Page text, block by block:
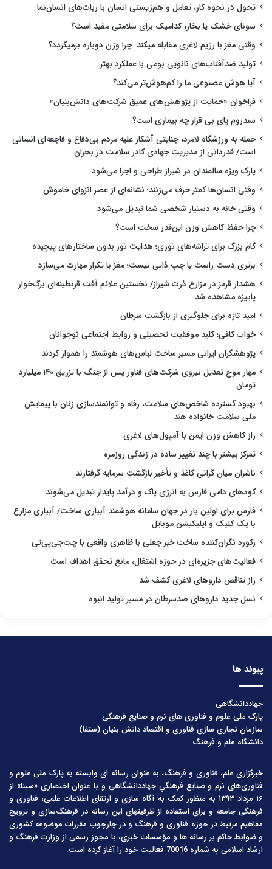
تحول در نحوه کار، تعامل و هم‌زیستی انسان با ربات‌های انسان‌نما
سونای خشک یا بخار، کدامیک برای سلامتی مفید است؟
وقتی مغز با رژیم لاغری مقابله میکند: چرا وزن دوباره برمیگردد؟
تولید ضدآفتاب‌های نانویی بومی با عملکرد بهتر
آیا هوش مصنوعی ما را کم‌هوش‌تر می‌کند؟
فراخوان «حمایت از پژوهش‌های عمیق شرکت‌های دانش‌بنیان»
سندروم پای بی قرار چه بیماری است؟
حمله به ورزشگاه لامرد، جنایتی آشکار علیه مردم بی‌دفاع و فاجعه‌ای انسانی
است/ قدردانی از مدیریت جهادی کادر سلامت در بحران
پارک ویژه سالمندان در شیراز طراحی و اجرا می‌شود
وقتی انسان‌ها کمتر حرف می‌زنند؛ نشانه‌ای از عصر انزوای خاموش
وقتی خانه به دستیار شخصی شما تبدیل می‌شود
چرا حفظ کاهش وزن این‌قدر سخت است؟
گام بزرگ برای تراشه‌های نوری؛ هدایت نور بدون ساختارهای پیچیده
برتری دست راست یا چپ ذاتی نیست؛ مغز با تکرار مهارت می‌سازد
هشدار قرمز در مزارع ذرت شیراز/ نخستین علائم آفت قرنطینه‌ای برگ‌خوار
پاییزه مشاهده شد
امید تازه برای جلوگیری از بازگشت سرطان
خواب کافی؛ کلید موفقیت تحصیلی و روابط اجتماعی نوجوانان
پژوهشگران ایرانی مسیر ساخت لباس‌های هوشمند را هموار کردند
مهار موج تعدیل نیروی شرکت‌های فناور پس از جنگ با تزریق ۱۴۰ میلیارد
تومان
بهبود گسترده شاخص‌های سلامت، رفاه و توانمندسازی زنان با پیمایش
ملی سلامت خانواده هند
راز کاهش وزن ایمن با آمپول‌های لاغری
تمرکز بیشتر با چند تغییر ساده در زندگی روزمره
ناشران میان گرانی کاغذ و تأخیر بازگشت سرمایه گرفتارند
کودهای دامی فارس به انرژی پاک و درآمد پایدار تبدیل می‌شوند
فارس برای اولین بار در جهان سامانه هوشمند آبیاری ساخت/ آبیاری مزارع
با یک کلیک و اپلیکیشن موبایل
رکورد نگران‌کننده ساخت خبر جعلی با ظاهری واقعی با چت‌جی‌پی‌تی
فعالیت‌های جزیره‌ای در حوزه اشتغال، مانع تحقق اهداف است
راز تناقض داروهای لاغری کشف شد
نسل جدید داروهای ضدسرطان در مسیر تولید انبوه
پیوند ها
جهاددانشگاهی
پارک ملی علوم و فناوری های نرم و صنایع فرهنگی
سازمان تجاری سازی فناوری و اقتصاد دانش بنیان (ستفا)
دانشگاه علم و فرهنگ
خبرگزاری علم، فناوری و فرهنگ، به عنوان رسانه ای وابسته به پارک ملی علوم و
فناوری‌های نرم و صنایع فرهنگیِ جهاددانشگاهی و با عنوان اختصاری «سینا» از
۱۶ مرداد ۱۳۹۳ به منظور کمک به آگاه سازی و ارتقای اطلاعات علمی، فناوری و
فرهنگی جامعه و برای استفاده از ظرفیتهای این رسانه در فرهنگ‌سازی و ترویج
مفاهیم مرتبط در حوزه فناوری و فرهنگ و در چارچوب مقررات موضوعه کشوری
و ضوابط حاکم بر رسانه ها و مؤسسات خبری، با مجوز رسمی از وزارت فرهنگ و
ارشاد اسلامی به شماره 70016 فعالیت خود را آغاز کرده است.